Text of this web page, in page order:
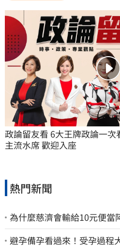
政論留友看 6大王牌政論一
主流水席 歡迎入座
熱門新聞
為什麼慈濟會輸給10元便當
避孕備孕看過來！受孕過程